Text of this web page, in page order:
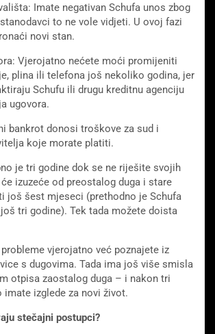
Imate negativan Schufa unos zbog
to ne vole vidjeti. U ovoj fazi
novi stan.
Vjerojatno nećete moći promijeniti
plina ili telefona još nekoliko godina, jer
Schufu ili drugu kreditnu agenciju
ugovora.
bankrot donosi troškove za sud i
koje morate platiti.
je tri godine dok se ne riješite svojih
izuzeće od preostalog duga i stare
još šest mjeseci (prethodno je Schufa
tri godine). Tek tada možete doista
vjerojatno već poznajete iz
s dugovima. Tada ima još više smisla
otpisa zaostalog duga – i nakon tri
imate izglede za novi život.
stečajni postupci?